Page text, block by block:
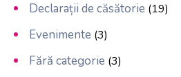
Declarații de căsătorie (19)
Evenimente (3)
Fără categorie (3)